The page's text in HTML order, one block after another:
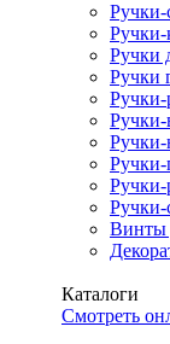
Ручки-
Ручки
Ручки
Ручки-
Ручки-
Ручки-
Ручки-
Винты
Каталоги
Смотреть